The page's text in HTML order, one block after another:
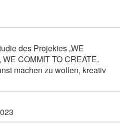
des Projektes „WE
COMMIT TO CREATE.
machen zu wollen, kreativ